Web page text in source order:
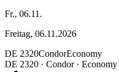
Fr., 06.11.
Freitag, 06.11.2026
DE 2320CondorEconomy
DE 2320 · Condor· Economy